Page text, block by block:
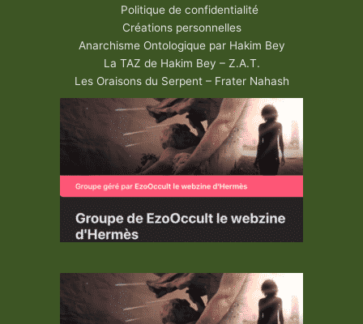
Politique de confidentialité
Créations personnelles
Anarchisme Ontologique par Hakim Bey
La TAZ de Hakim Bey – Z.A.T.
Les Oraisons du Serpent – Frater Nahash